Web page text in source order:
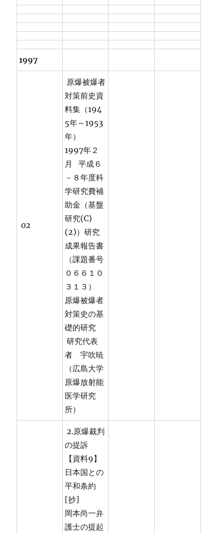
1997
02
原爆被爆者
対策前史資
料集（194
5年～1953
年）
1997年２
月 平成６
－８年度科
学研究費補
助金（基盤
研究(C)
(2)）研究
成果報告書
（課題番号
０６６１０
３１３）
原爆被爆者
対策史の基
礎的研究
研究代表
者 宇吹暁
（広島大学
原爆放射能
医学研究
所）
2.原爆裁判
の提訴
【資料9】
日本国との
平和条約
[抄]
岡本尚一弁
護士の提起